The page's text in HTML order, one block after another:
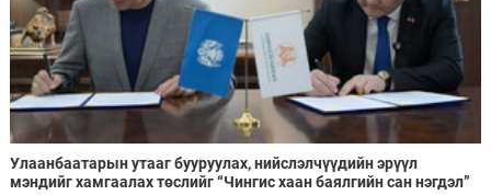
Улаанбаатарын утааг бууруулах, нийслэлчүүдийн эрүүл
мэндийг хамгаалах төслийг “Чингис хаан баялгийн сан нэгдэл”